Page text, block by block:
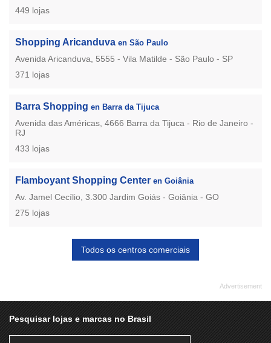
449 lojas
Shopping Aricanduva en São Paulo
Avenida Aricanduva, 5555 - Vila Matilde - São Paulo - SP
371 lojas
Barra Shopping en Barra da Tijuca
Avenida das Américas, 4666 Barra da Tijuca - Rio de Janeiro -
RJ
433 lojas
Flamboyant Shopping Center en Goiânia
Av. Jamel Cecílio, 3.300 Jardim Goiás - Goiânia - GO
275 lojas
Todos os centros comerciais
Pesquisar lojas e marcas no Brasil